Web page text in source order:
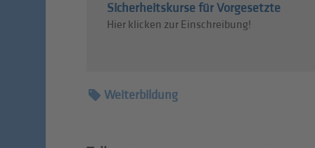
Sicherheitskurse für Vorgesetzte
Hier klicken zur Einschreibung!
Weiterbildung